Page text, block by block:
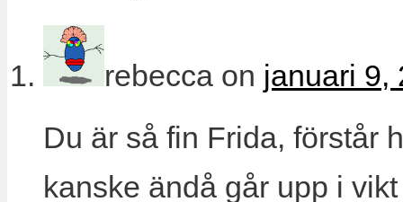
rebecca on januari 9,
Du är så fin Frida, förstår
kanske ändå går upp i